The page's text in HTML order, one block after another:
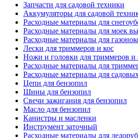
Запчасти для садовой техники
Аккумуляторы для садовой
Расходные материалы для
Расходные материалы для моек
Расходные материалы для
Лески для триммеров и кос
Ножи и головки для триммеров и
Расходные материалы для
Расходные материалы для
Цепи для бензопил
Шины для бензопил
Свечи зажигания для бензопил
Масло для бензопил
Канистры и масленки
Инструмент заточный
Расходные материалы для